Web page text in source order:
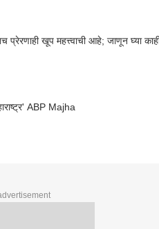
खूप महत्त्वाची आहे; जाणून घ्या
ABP Majha